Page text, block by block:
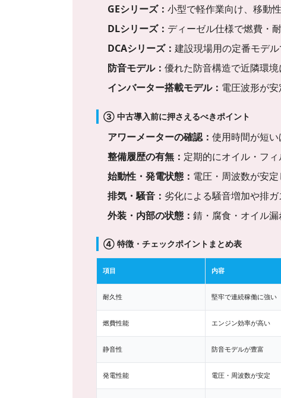
GEシリーズ：小型で軽作業向け、移動性
DLシリーズ： ディーゼル仕様で燃費・
DCAシリーズ：建設現場用の定番モデル
防音モデル：優れた防音構造で近隣環境
インバーター搭載モデル： 電圧波形が安
③ 中古導入前に押さえるべきポイント
アワーメーターの確認：使用時間が短い
整備履歴の有無： 定期的にオイル・フィ
始動性・発電状態： 電圧・周波数が安定
排気・騒音：劣化による騒音増加や排ガ
外装・内部の状態：錆・腐食・オイル漏
④ 特徴・チェックポイントまとめ表
項目 内容
耐久性 堅牢で連続稼働に強い
燃費性能 エンジン効率が高い
静音性 防音モデルが豊富
発電性能 電圧・周波数が安定